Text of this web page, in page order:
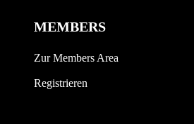
MEMBERS
Zur Members Area
Registrieren